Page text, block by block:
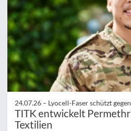
24.07.26 – Lyocell-Faser schützt
TITK entwickelt
Textilien